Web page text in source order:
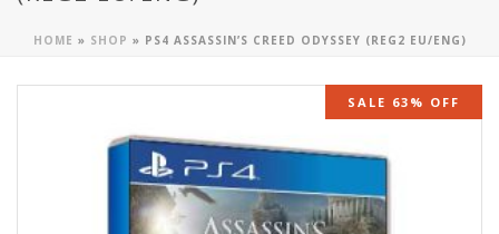
HOME » SHOP » PS4 ASSASSIN’S CREED ODYSSEY (REG2 EU/ENG)
SALE 63% OFF